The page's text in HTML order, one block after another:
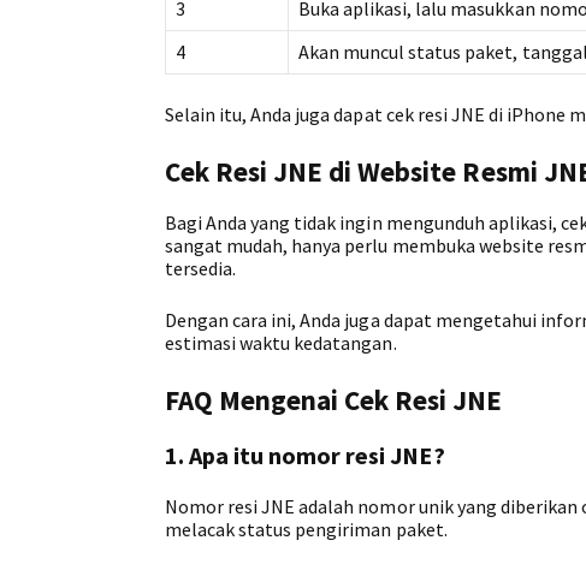
3
Buka aplikasi, lalu masukkan
4
Akan muncul status paket,
Selain itu, Anda juga dapat cek resi JNE di iPhone
Cek Resi JNE di Website Resmi
Bagi Anda yang tidak ingin mengunduh aplikasi,
sangat mudah, hanya perlu membuka website
tersedia.
Dengan cara ini, Anda juga dapat mengetahui
estimasi waktu kedatangan.
FAQ Mengenai Cek Resi JNE
1. Apa itu nomor resi JNE?
Nomor resi JNE adalah nomor unik yang
melacak status pengiriman paket.